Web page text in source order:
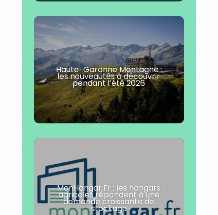
Haute-Garonne Montagne :
les nouveautés à découvrir
pendant l’été 2026
MonHangar.Fr : les hangars
agricoles répondent à une
demande croissante de
stockage